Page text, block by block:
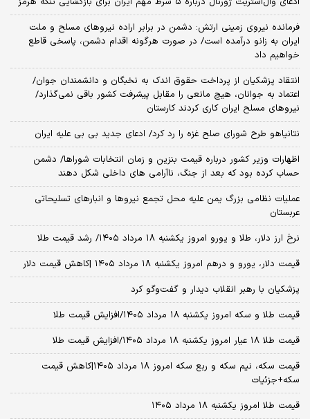
فرمانده نیروی زمینی ارتش: دشمن در برابر اراده نیروهای مسلح و ملت
ایران به زانو درآمده است/ در صورت هرگونه اقدام دشمن، پاسخی قاطع
خواهیم داد
انتقاد پزشکیان از پرداخت حقوق اندک به نخبگان و دانشمندان جوان/
اعتماد به جوانان، هیچ مانعی را مقابل پیشرفت کشور باقی نمی‌گذارد/
نیروهای مسلح ایران کاری کردند کارستان
نتانیاهو طرح شورای صلح غزه را رد کرد/ ادعای جدید بی بی علیه ایران
اظهارات وزیر کشور درباره قیمت بنزین و زمان انتخابات شوراها/ دشمن
حساب کرده بود که بعد از جنگ، ناآرامی‌ های داخلی شکل دهند
عملیات نظامی بزرگ یمن علیه محل تجمع نیروها و انبارهای تسلیحاتی
عربستان
نرخ ارز دلار، طلا و یورو امروز یکشنبه ۱۸ مرداد ۱۴۰۵/ رشد قیمت طلا
قیمت دلار، یورو و درهم امروز یکشنبه ۱۸ مرداد ۱۴۰۵ |کاهش قیمت دلار
پزشکیان با رهبر انقلاب دیدار و گفت‌وگو کرد
قیمت طلا و سکه امروز یکشنبه ۱۸ مرداد ۱۴۰۵/افزایش قیمت طلا
قیمت طلا ۱۸ عیار امروز یکشنبه ۱۸ مرداد ۱۴۰۵/افزایش قیمت طلا
قیمت سکه، نیم سکه و ربع سکه امروز ۱۸ مرداد ۱۴۰۵|کاهش قیمت
سکه+جزئیات
قیمت طلا امروز یکشنبه ۱۸ مرداد ۱۴۰۵